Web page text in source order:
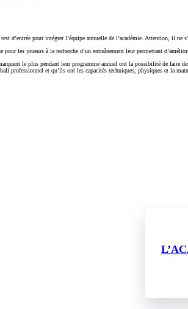
d’entrée pour intégrer l’équipe annuelle de l’académie. Attention, il ne
pour les joueurs à la recherche d’un entraînement leur permettant
le plus pendant leur programme annuel ont la possibilité de faire
professionnel et qu’ils ont les capacités techniques, physiques et la